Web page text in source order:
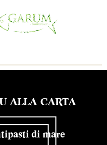
ALLA CARTA
di mare